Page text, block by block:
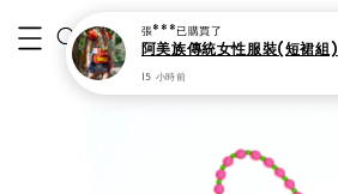
張***已購買了
阿美族傳統女性服裝(短裙組)
15 小時前